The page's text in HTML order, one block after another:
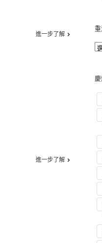
進一步了解
進一步了解